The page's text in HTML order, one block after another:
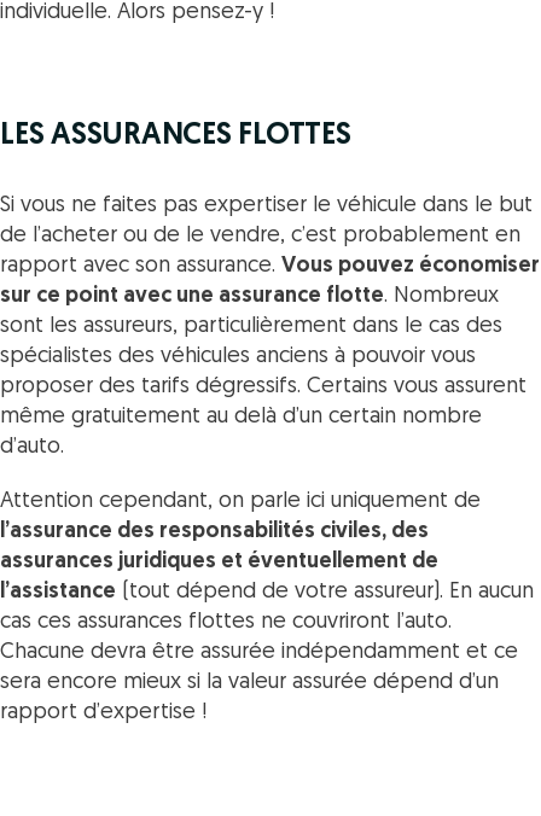
individuelle. Alors pensez-y !
LES ASSURANCES FLOTTES
Si vous ne faites pas expertiser le véhicule dans le but
de l’acheter ou de le vendre, c’est probablement en
rapport avec son assurance. Vous pouvez économiser
sur ce point avec une assurance flotte. Nombreux
sont les assureurs, particulièrement dans le cas des
spécialistes des véhicules anciens à pouvoir vous
proposer des tarifs dégressifs. Certains vous assurent
même gratuitement au delà d’un certain nombre
d’auto.
Attention cependant, on parle ici uniquement de
l’assurance des responsabilités civiles, des
assurances juridiques et éventuellement de
l’assistance (tout dépend de votre assureur). En aucun
cas ces assurances flottes ne couvriront l’auto.
Chacune devra être assurée indépendamment et ce
sera encore mieux si la valeur assurée dépend d’un
rapport d’expertise !